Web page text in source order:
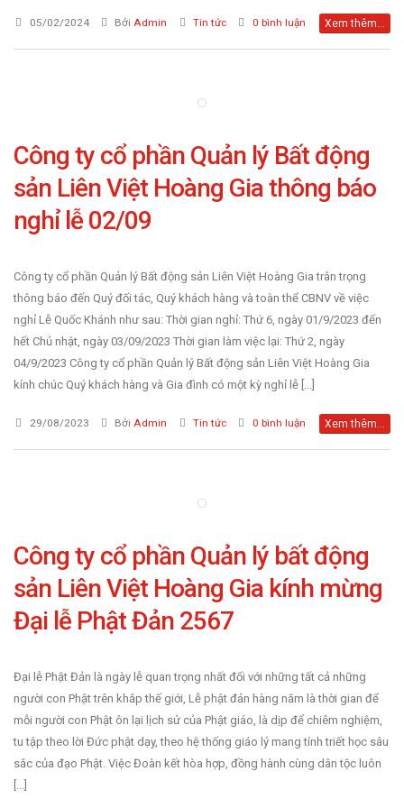
05/02/2024 Bởi Admin Tin tức 0 bình luận Xem thêm...
Công ty cổ phần Quản lý Bất động
sản Liên Việt Hoàng Gia thông báo
nghỉ lễ 02/09
Công ty cổ phần Quản lý Bất động sản Liên Việt Hoàng Gia trân trọng
thông báo đến Quý đối tác, Quý khách hàng và toàn thể CBNV về việc
nghỉ Lễ Quốc Khánh như sau: Thời gian nghỉ: Thứ 6, ngày 01/9/2023 đến
hết Chủ nhật, ngày 03/09/2023 Thời gian làm việc lại: Thứ 2, ngày
04/9/2023 Công ty cổ phần Quản lý Bất động sản Liên Việt Hoàng Gia
kính chúc Quý khách hàng và Gia đình có một kỳ nghỉ lễ [...]
29/08/2023 Bởi Admin Tin tức 0 bình luận Xem thêm...
Công ty cổ phần Quản lý bất động
sản Liên Việt Hoàng Gia kính mừng
Đại lễ Phật Đản 2567
Đại lễ Phật Đản là ngày lễ quan trọng nhất đối với những tất cả những
người con Phật trên khắp thế giới, Lễ phật đản hàng năm là thời gian để
mỗi người con Phật ôn lại lịch sử của Phật giáo, là dịp để chiêm nghiệm,
tu tập theo lời Đức phật dạy, theo hệ thống giáo lý mang tính triết học sâu
sắc của đạo Phật. Việc Đoàn kết hòa hợp, đồng hành cùng dân tộc luôn
[...]